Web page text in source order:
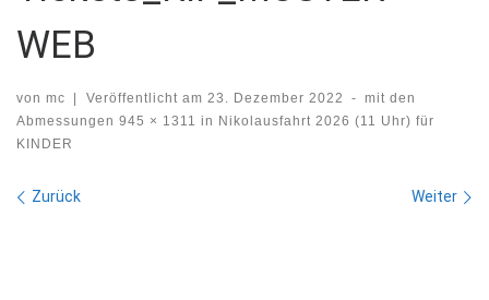
WEB
von mc | Veröffentlicht am 23. Dezember 2022 -
mit den
Abmessungen 945 × 1311 in Nikolausfahrt 2026 (11 Uhr) für
KINDER
Bilder Navigation
Zurück Weiter